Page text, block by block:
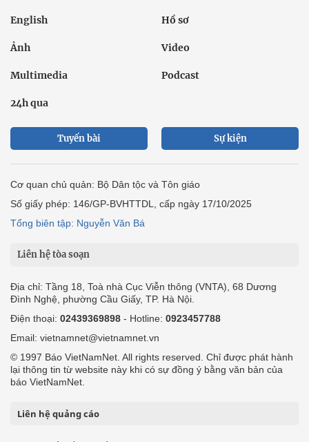
English Hồ sơ
Ảnh Video
Multimedia Podcast
24h qua
Tuyến bài Sự kiện
Cơ quan chủ quản: Bộ Dân tộc và Tôn giáo
Số giấy phép: 146/GP-BVHTTDL, cấp ngày 17/10/2025
Tổng biên tập: Nguyễn Văn Bá
Liên hệ tòa soạn
Địa chỉ: Tầng 18, Toà nhà Cục Viễn thông (VNTA), 68 Dương
Đình Nghệ, phường Cầu Giấy, TP. Hà Nội.
Điện thoại: 02439369898 - Hotline: 0923457788
Email: vietnamnet@vietnamnet.vn
© 1997 Báo VietNamNet. All rights reserved. Chỉ được phát hành
lại thông tin từ website này khi có sự đồng ý bằng văn bản của
báo VietNamNet.
Liên hệ quảng cáo